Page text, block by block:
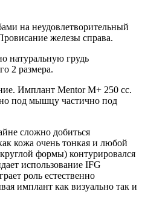
на неудовлетворительный
железы справа.
натуральную грудь
2 размера.
Имплант Mentor M+ 250 сс.
под мышцу частично под
сложно добиться
кожа очень тонкая и любой
формы) контурировался
использование IFG
роль естественно
имплант как визуально так и